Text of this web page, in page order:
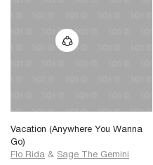
Vacation (Anywhere You Wanna
Go)
Flo Rida & Sage The Gemini